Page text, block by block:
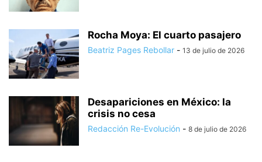
Rocha Moya: El cuarto pasajero
Beatriz Pages Rebollar - 13 de julio de 2026
Desapariciones en México: la
crisis no cesa
Redacción Re-Evolución - 8 de julio de 2026